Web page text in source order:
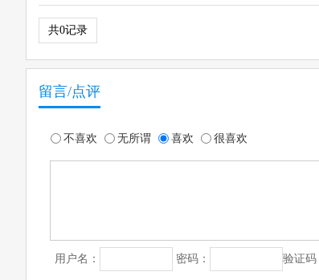
共0记录
留言/点评
不喜欢 无所谓 喜欢 很喜欢
用户名： 密码： 验证码